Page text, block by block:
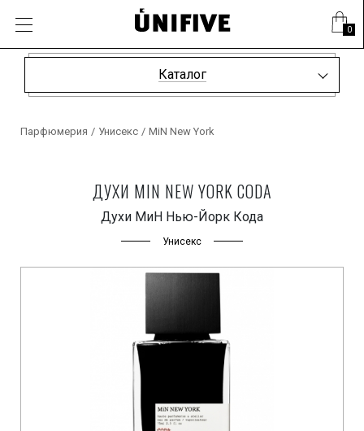
0
Каталог
Парфюмерия / Унисекс / MiN New York
ДУХИ MIN NEW YORK CODA
Духи МиН Нью-Йорк Кода
Унисекс